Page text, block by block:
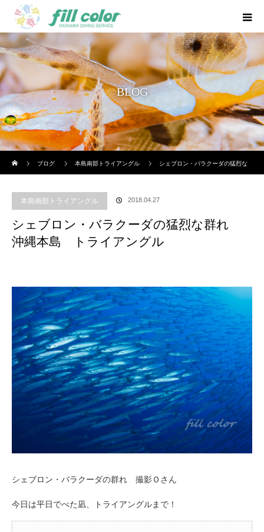
BLOG
ブログ
本島南部トライアングル シェブロン・バラクーダの猛烈な
本島南部トライアングル 2018.04.27
シェブロン・バラクーダの猛烈な群れ
沖縄本島 トライアングル
シェブロン・バラクーダの群れ 撮影Ｏさん
今日は平日でべた凪、トライアングルまで！